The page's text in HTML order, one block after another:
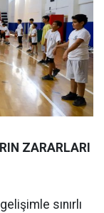
ZARARLARI
sınırlı